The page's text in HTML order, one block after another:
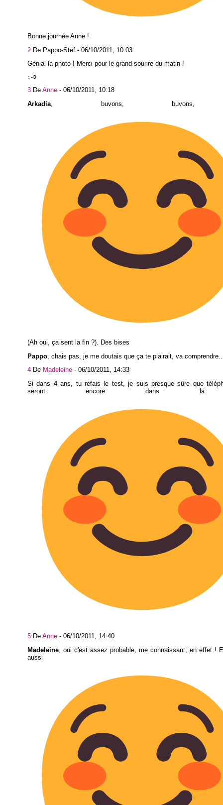
Bonne journée Anne !
2 De Pappo-Stef - 06/10/2011, 10:03
Génial la photo ! Merci pour le grand sourire du matin !
:-D
3 De Anne - 06/10/2011, 10:18
Arkadia , buvons, buvons,
(Ah oui, ça sent la fin ?). Des bises
Pappo , chais pas, je me doutais que ça te plairait, va
4 De Madeleine - 06/10/2011, 14:33
Si dans 4 ans, tu refais le test, je suis presque sûre que
seront encore dans la
5 De Anne - 06/10/2011, 14:40
Madeleine , oui c'est assez probable, me connaissant, en effet !
aussi